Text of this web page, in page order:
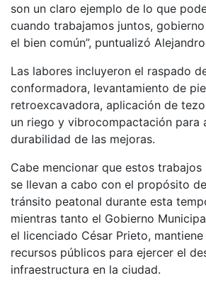
son un claro ejemplo de lo que
cuando trabajamos juntos,
el bien común”, puntualizó
Las labores incluyeron el raspado
conformadora, levantamiento de
retroexcavadora, aplicación de
un riego y vibrocompactación para
durabilidad de las mejoras.
Cabe mencionar que estos
se llevan a cabo con el propósito
tránsito peatonal durante esta
mientras tanto el Gobierno
el licenciado César Prieto,
recursos públicos para ejercer el
infraestructura en la ciudad.